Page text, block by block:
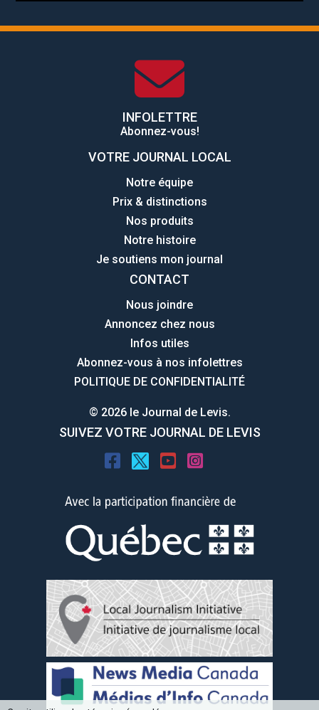
INFOLETTRE
Abonnez-vous!
VOTRE JOURNAL LOCAL
Notre équipe
Prix & distinctions
Nos produits
Notre histoire
Je soutiens mon journal
CONTACT
Nous joindre
Annoncez chez nous
Infos utiles
Abonnez-vous à nos infolettres
POLITIQUE DE CONFIDENTIALITÉ
© 2026 le Journal de Levis.
SUIVEZ VOTRE JOURNAL DE LEVIS